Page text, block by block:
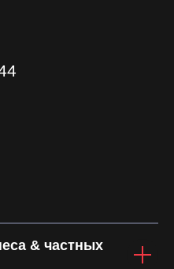
& частных